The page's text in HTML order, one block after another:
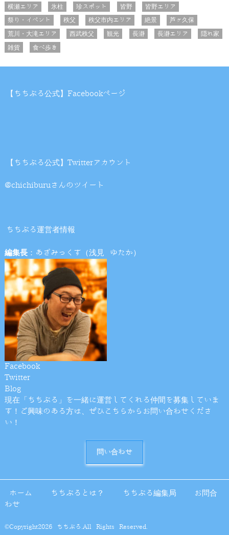
横瀬エリア
氷柱 珍スポット 皆野
皆野エリア
祭り・イベント
秩父 秩父市内エリア 絶景
芦ヶ久保
荒川・大滝エリア
西武秩父 観光 長瀞 長瀞エリア
隠れ家
雑貨
食べ歩き
【ちちぶる公式】Facebookページ
【ちちぶる公式】Twitterアカウント
@chichiburuさんのツイート
ちちぶる運営者情報
編集長：あざみっくす（浅見 ゆたか）
Facebook
Twitter
Blog
現在「ちちぶる」を一緒に運営してくれる仲間を募集していま
す！ご興味のある方は、ぜひこちらからお問い合わせくださ
い！
問い合わせ
ホーム ちちぶるとは？ ちちぶる編集局
お問合
わせ
©Copyright2026 ちちぶる .All Rights Reserved.